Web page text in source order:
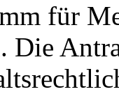
für
Die